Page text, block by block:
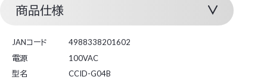
商品仕様
JANコード
4988338201602
電源
100VAC
型名
CCID-G04B